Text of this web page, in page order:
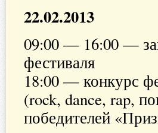
22.02.2013
09:00 — 16:00 —
фестиваля
18:00 — конкурс
(rock, dance, rap,
победителей